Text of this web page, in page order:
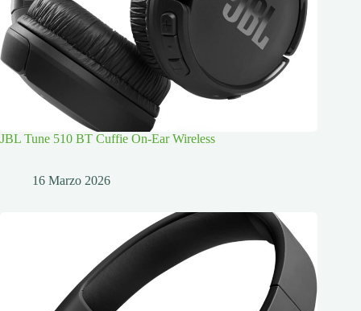
JBL Tune 510 BT Cuffie On-Ear Wireless
16 Marzo 2026